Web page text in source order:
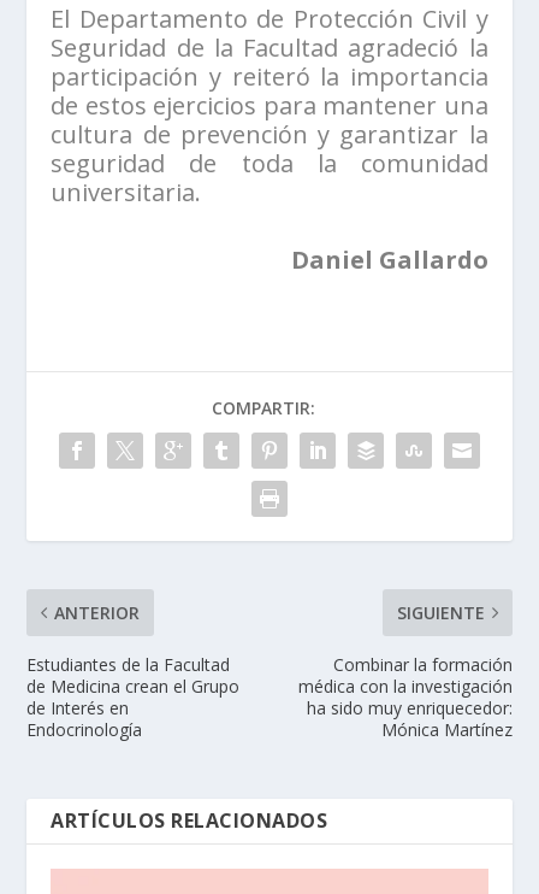
El Departamento de Protección Civil y
Seguridad de la Facultad agradeció la
participación y reiteró la importancia
de estos ejercicios para mantener una
cultura de prevención y garantizar la
seguridad de toda la comunidad
universitaria.
Daniel Gallardo
COMPARTIR:
ANTERIOR
Estudiantes de la Facultad
de Medicina crean el Grupo
de Interés en
Endocrinología
SIGUIENTE
Combinar la formación
médica con la investigación
ha sido muy enriquecedor:
Mónica Martínez
ARTÍCULOS RELACIONADOS